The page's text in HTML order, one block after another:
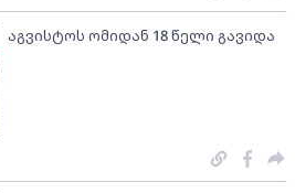
აგვისტოს ომიდან 18 წელი გავიდა